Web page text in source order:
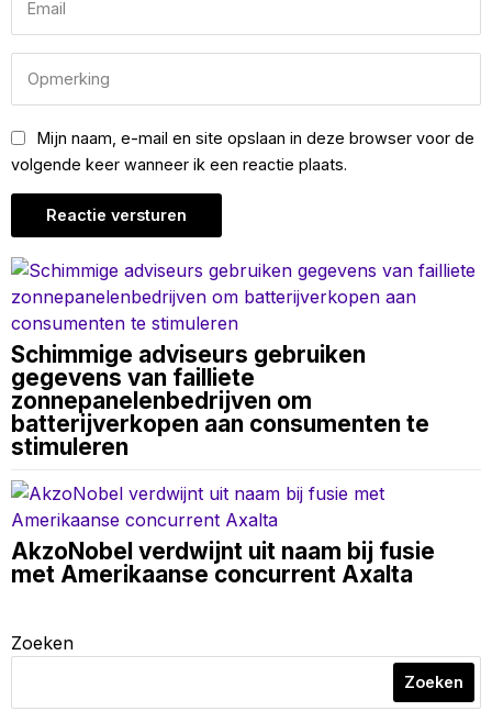
Mijn naam, e-mail en site opslaan in deze browser voor de
volgende keer wanneer ik een reactie plaats.
Schimmige adviseurs gebruiken
gegevens van failliete
zonnepanelenbedrijven om
batterijverkopen aan consumenten te
stimuleren
AkzoNobel verdwijnt uit naam bij fusie
met Amerikaanse concurrent Axalta
Zoeken
Zoeken